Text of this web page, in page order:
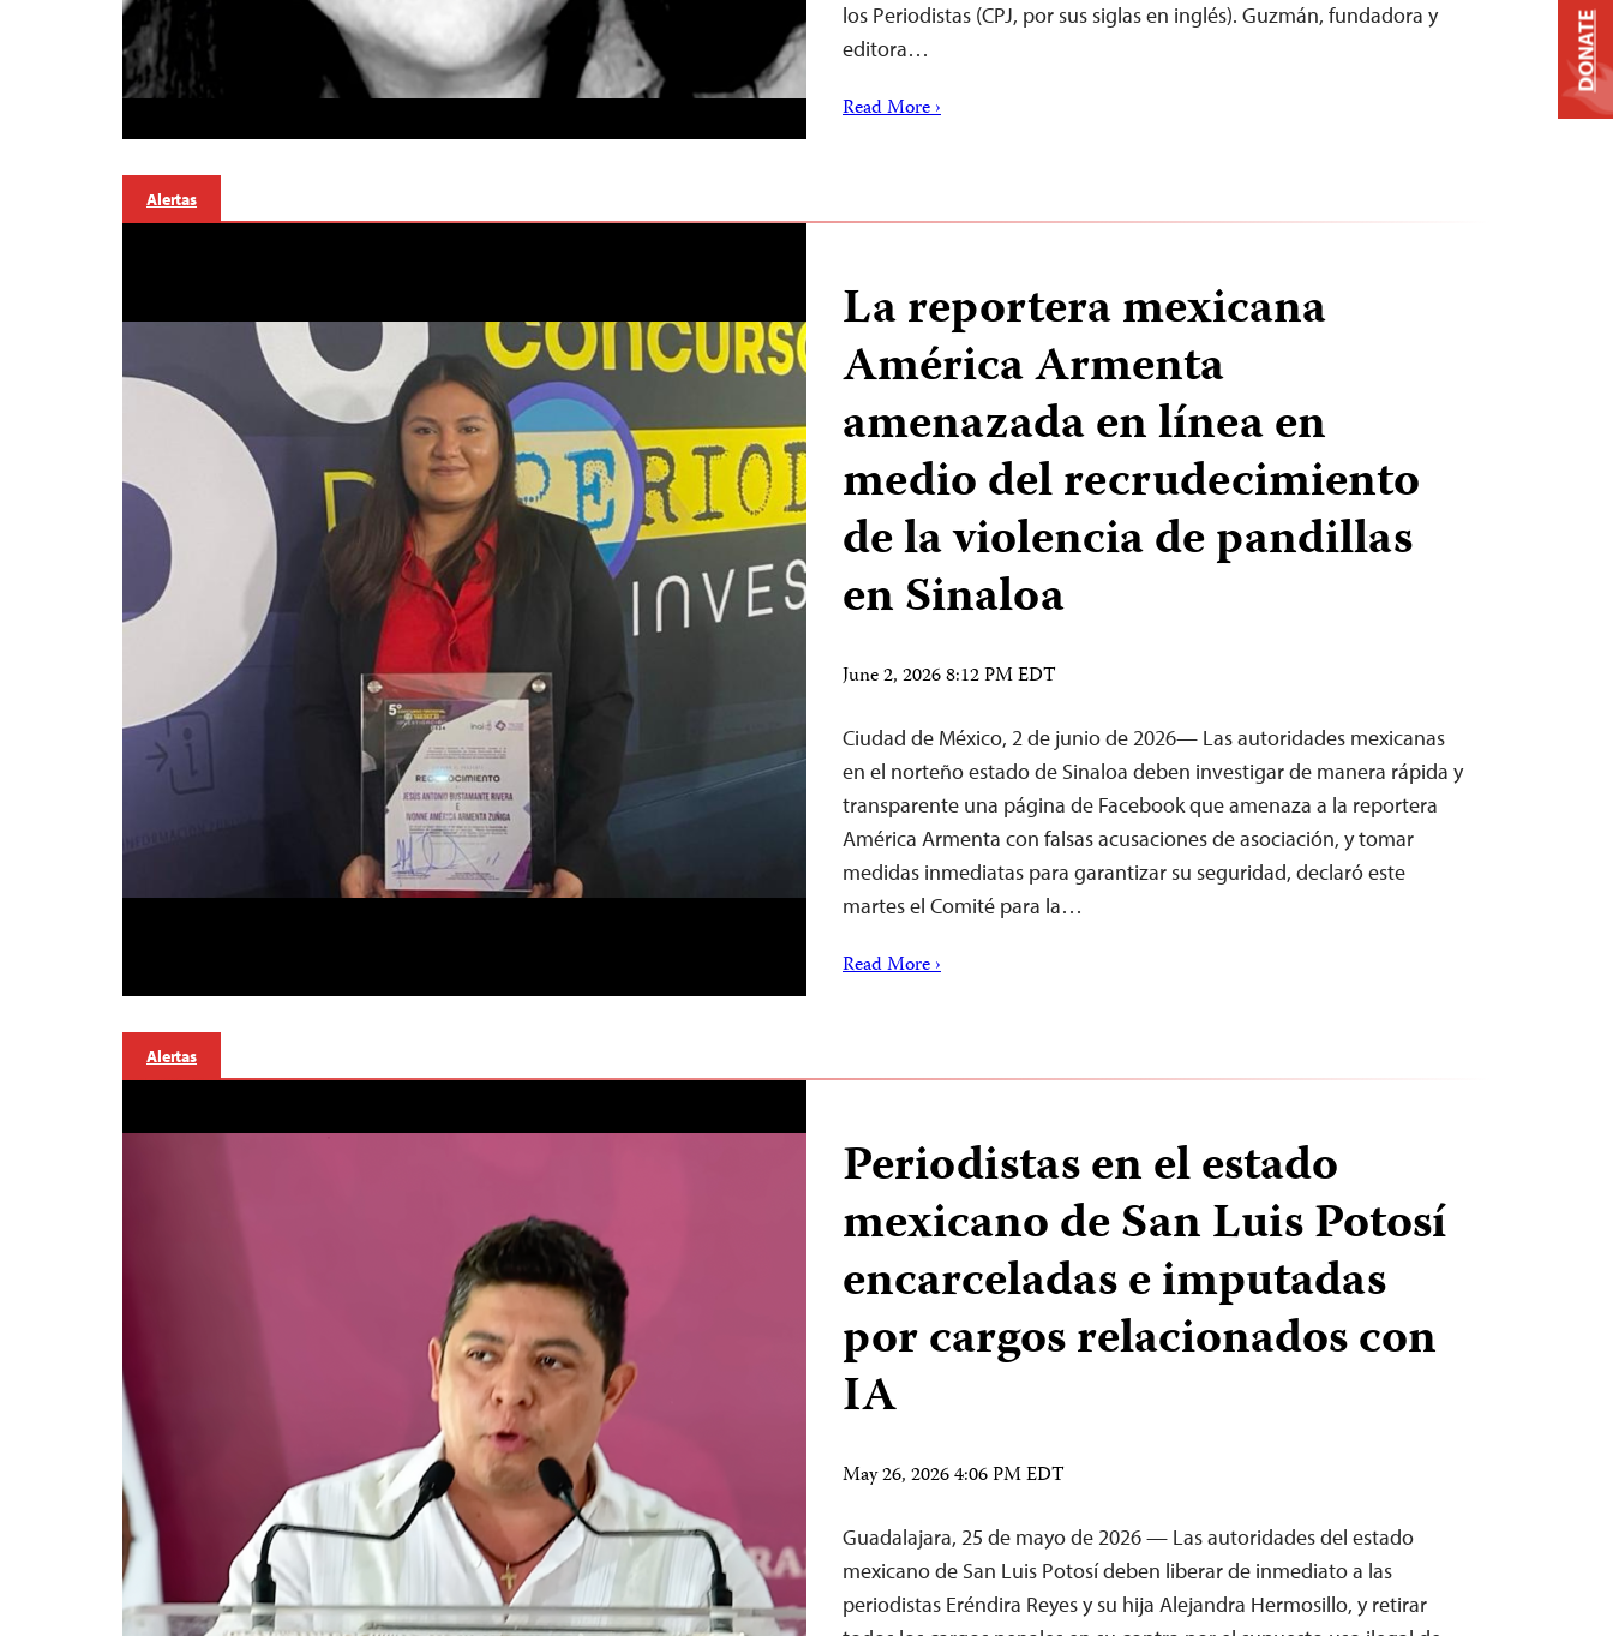
los Periodistas (CPJ, por sus siglas en inglés). Guzmán, fundadora y
editora…
Read More ›
Alertas
La reportera mexicana
América Armenta
amenazada en línea en
medio del recrudecimiento
de la violencia de pandillas
en Sinaloa
June 2, 2026 8:12 PM EDT
Ciudad de México, 2 de junio de 2026— Las autoridades mexicanas
en el norteño estado de Sinaloa deben investigar de manera rápida y
transparente una página de Facebook que amenaza a la reportera
América Armenta con falsas acusaciones de asociación, y tomar
medidas inmediatas para garantizar su seguridad, declaró este
martes el Comité para la…
Read More ›
Alertas
Periodistas en el estado
mexicano de San Luis Potosí
encarceladas e imputadas
por cargos relacionados con
IA
May 26, 2026 4:06 PM EDT
Guadalajara, 25 de mayo de 2026 — Las autoridades del estado
mexicano de San Luis Potosí deben liberar de inmediato a las
periodistas Eréndira Reyes y su hija Alejandra Hermosillo, y retirar
DONATE